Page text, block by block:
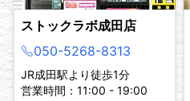
ストックラボ成田店
050-5268-8313
JR成田駅より徒歩1分
営業時間：11:00 - 19:00